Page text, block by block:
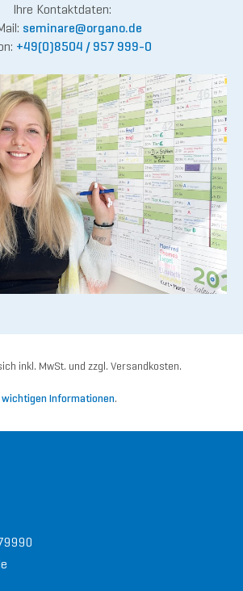
Ihre Kontaktdaten:
seminare@organo.de
+49(0)8504 / 957 999-0
inkl. MwSt. und zzgl. Versandkosten.
wichtigen Informationen.